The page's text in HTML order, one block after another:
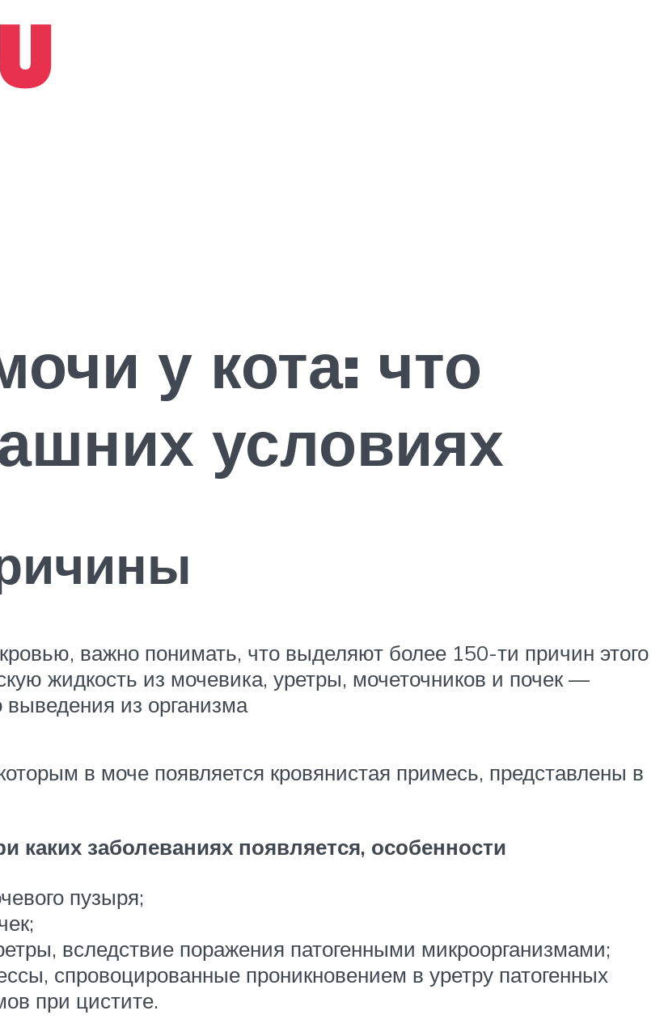
у кота: что
условиях
важно понимать, что выделяют более 150-ти причин этого
жидкость из мочевика, уретры, мочеточников и почек —
из организма
в моче появляется кровянистая примесь, представлены в
каких заболеваниях появляется, особенности
пузыря;
вследствие поражения патогенными микроорганизмами;
спровоцированные проникновением в уретру патогенных
при цистите.